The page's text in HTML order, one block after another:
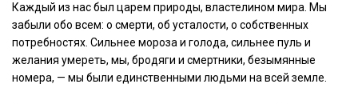
Каждый из нас был царем природы, властелином мира. Мы
забыли обо всем: о смерти, об усталости, о собственных
потребностях. Сильнее мороза и голода, сильнее пуль и
желания умереть, мы, бродяги и смертники, безымянные
номера, — мы были единственными людьми на всей земле.